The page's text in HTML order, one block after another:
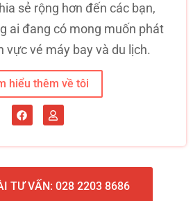
sẻ rộng hơn đến các bạn,
ai đang có mong muốn phát
vực vé máy bay và du lịch.
hiểu thêm về tôi
TƯ VẤN: 028 2203 8686